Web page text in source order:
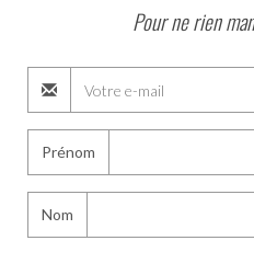
Pour ne rien
Prénom
Nom